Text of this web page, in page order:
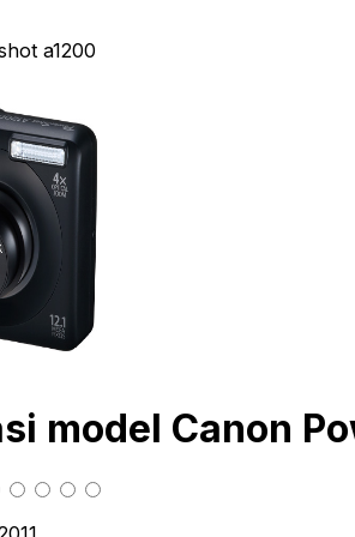
a1200
model Canon